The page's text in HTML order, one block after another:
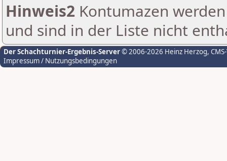
Hinweis2 Kontumazen
und sind in der Liste nicht
Der Schachturnier-Ergebnis-Server© 2006-2026 Heinz Herzog,
Impressum / Nutzungsbedingungen